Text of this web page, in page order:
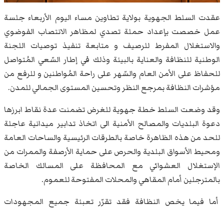
عقدت السلط الجهوية بولاية تطاوين مساء اليوم الأربعاء جلسة
عمل خصصت بإعداد حملة تصدي لمظاهر الانتصاب الفوضوي
والاستغلال المفرط للرصيف و متابعة تنفيذ توصيات اللجنة
الوطنية للنظافة والعناية بالبيئة وذلك في إطار السّعي المُتواصل
للحفاظ على الأمن العام والسّهر على راحة المُواطنين و للرفع من
مؤشرات النظافة بمرجع النظر وتحسين المستوى الجمالي للمدن.
وقد وضعت السلط خطة جهوية للغرض تضمنت عدة نقاط ابرزها
دعوة البلديات والمصالح الأمنية الى اتخاذ تدابير ميدانية عاجلة
للحد من هذه الظاهرة خاصة بالطرقات الرئيسية والساحات العامة
ومحيط الأسواق البلدية والحرص على حماية الأرصفة والممرات من
الإستغلال العشوائي مع المحافظة على المسالك الخاصة
بالمترجلين أمام المقاهي والمحلات المفتوحة للعموم.
أما فيما يخص النظافة فقد تقرّر تعبئة جميع المجهودات